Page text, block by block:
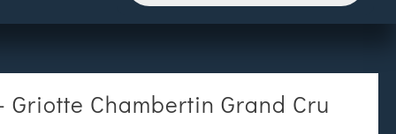
Griotte Chambertin Grand Cru